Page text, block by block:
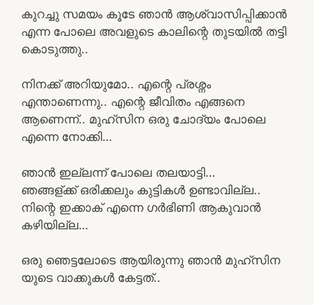
കുറച്ചു സമയം കൂടേ ഞാൻ ആശ്വാസിപ്പിക്കാൻ
എന്ന പോലെ അവളുടെ കാലിന്റെ തുടയിൽ തട്ടി
കൊടുത്തു..
നിനക്ക് അറിയുമോ.. എന്റെ പ്രശ്നം
എന്താണെന്നു.. എന്റെ ജീവിതം എങ്ങനെ
ആണെന്ന്.. മുഹ്സിന ഒരു ചോദ്യം പോലെ
എന്നെ നോക്കി…
ഞാൻ ഇല്ലന്ന് പോലെ തലയാട്ടി…
ഞങ്ങള്ക്ക് ഒരിക്കലും കുട്ടികൾ ഉണ്ടാവില്ല..
നിന്റെ ഇക്കാക് എന്നെ ഗർഭിണി ആകുവാൻ
കഴിയില്ല…
ഒരു ഞെട്ടലോടെ ആയിരുന്നു ഞാൻ മുഹ്സിന
യുടെ വാക്കുകൾ കേട്ടത്..